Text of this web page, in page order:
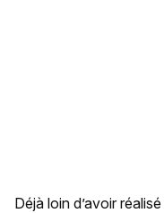
Déjà loin d’avoir